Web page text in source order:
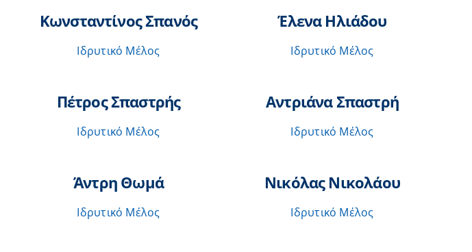
Κωνσταντίνος Σπανός
Ιδρυτικό Μέλος
Έλενα Ηλιάδου
Ιδρυτικό Μέλος
Πέτρος Σπαστρής
Ιδρυτικό Μέλος
Αντριάνα Σπαστρή
Ιδρυτικό Μέλος
Άντρη Θωμά
Ιδρυτικό Μέλος
Νικόλας Νικολάου
Ιδρυτικό Μέλος